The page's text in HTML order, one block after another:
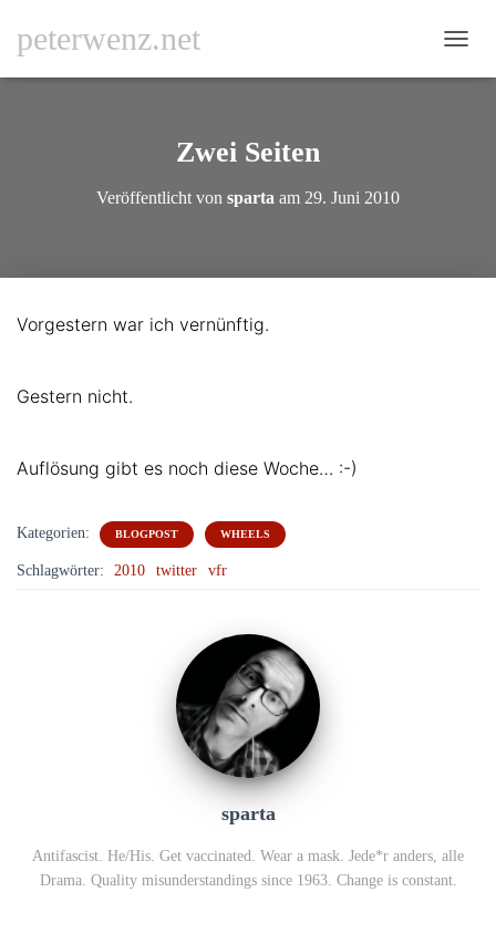
peterwenz.net
A
Zwei Seiten
Veröffentlicht von sparta am 29. Juni 2010
Vorgestern war ich vernünftig.
Gestern nicht.
Auflösung gibt es noch diese Woche… :-)
Kategorien: BLOGPOST WHEELS
Schlagwörter: 2010 twitter vfr
sparta
Antifascist. He/His. Get vaccinated. Wear a mask. Jede*r anders, alle
Drama. Quality misunderstandings since 1963. Change is constant.